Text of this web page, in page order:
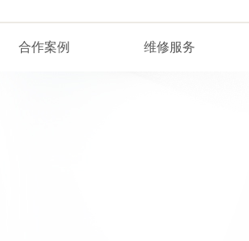
合作案例 维修服务